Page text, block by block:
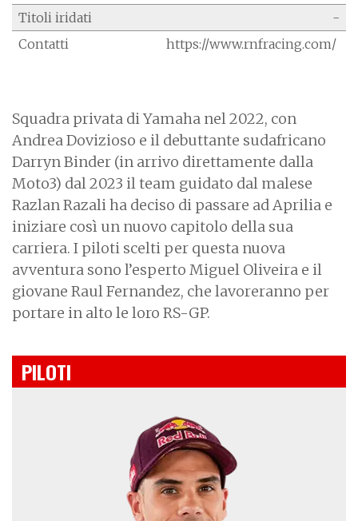
Titoli iridati
-
Contatti
https://www.rnfracing.com/
Squadra privata di Yamaha nel 2022, con
Andrea Dovizioso e il debuttante sudafricano
Darryn Binder (in arrivo direttamente dalla
Moto3) dal 2023 il team guidato dal malese
Razlan Razali ha deciso di passare ad Aprilia e
iniziare così un nuovo capitolo della sua
carriera. I piloti scelti per questa nuova
avventura sono l’esperto Miguel Oliveira e il
giovane Raul Fernandez, che lavoreranno per
portare in alto le loro RS-GP.
PILOTI